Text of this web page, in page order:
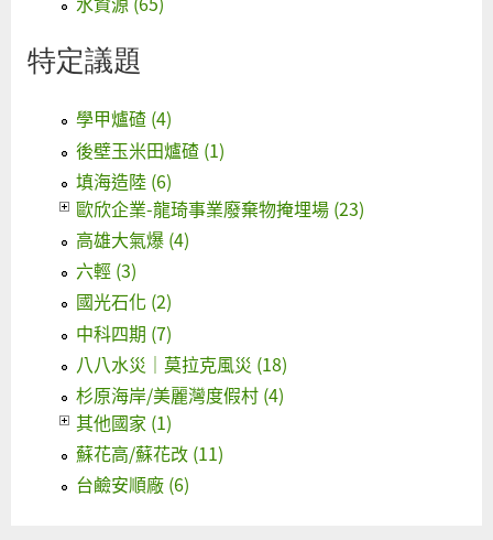
特定議題
學甲爐碴 (4)
後壁玉米田爐碴 (1)
填海造陸 (6)
歐欣企業-龍琦事業廢棄物掩埋場 (23)
高雄大氣爆 (4)
六輕 (3)
國光石化 (2)
中科四期 (7)
八八水災｜莫拉克風災 (18)
杉原海岸/美麗灣度假村 (4)
其他國家 (1)
蘇花高/蘇花改 (11)
台鹼安順廠 (6)